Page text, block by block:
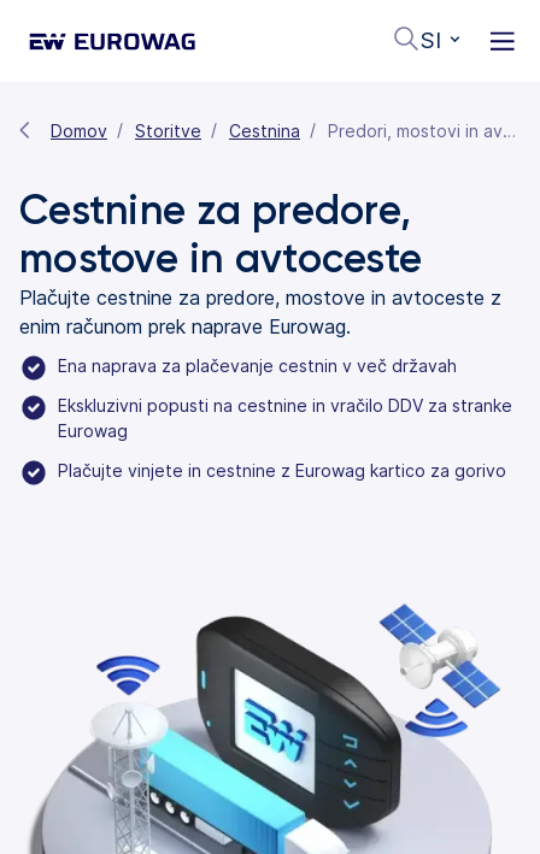
SI
Domov Storitve Cestnina Predori, mostovi in avtoceste
Cestnine za predore,
mostove in avtoceste
Plačujte cestnine za predore, mostove in avtoceste z
enim računom prek naprave Eurowag.
Ena naprava za plačevanje cestnin v več državah
Ekskluzivni popusti na cestnine in vračilo DDV za stranke
Eurowag
Plačujte vinjete in cestnine z Eurowag kartico za gorivo